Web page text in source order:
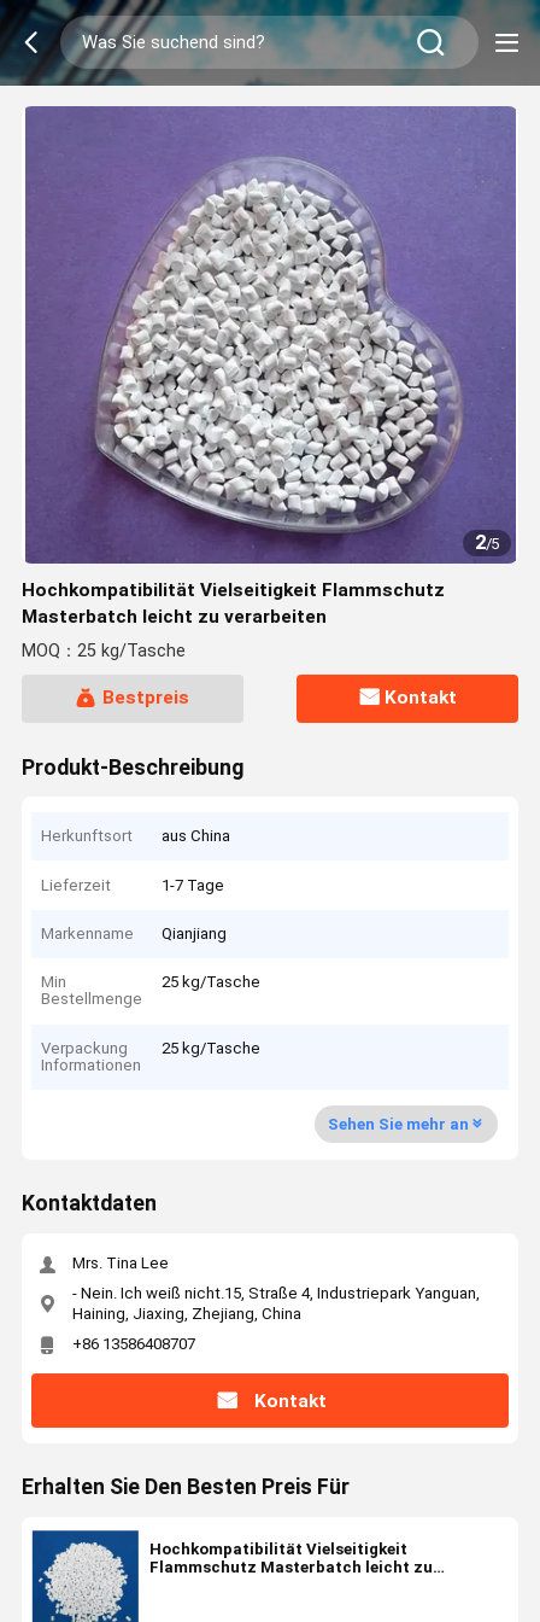
2/5
Hochkompatibilität Vielseitigkeit Flammschutz
Masterbatch leicht zu verarbeiten
MOQ：25 kg/Tasche
Bestpreis Kontakt
Produkt-Beschreibung
Herkunftsort aus China
Lieferzeit 1-7 Tage
Markenname Qianjiang
Min
Bestellmenge
25 kg/Tasche
Verpackung
Informationen
25 kg/Tasche
Sehen Sie mehr an
Kontaktdaten
Mrs. Tina Lee
- Nein. Ich weiß nicht.15, Straße 4, Industriepark Yanguan,
Haining, Jiaxing, Zhejiang, China
+86 13586408707
Kontakt
Erhalten Sie Den Besten Preis Für
Hochkompatibilität Vielseitigkeit
Flammschutz Masterbatch leicht zu